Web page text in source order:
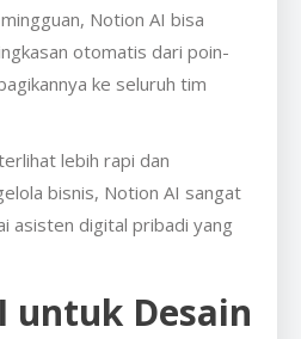
Notion AI bisa
otomatis dari poin-
ke seluruh tim
lebih rapi dan
bisnis, Notion AI sangat
asisten digital pribadi yang
untuk Desain